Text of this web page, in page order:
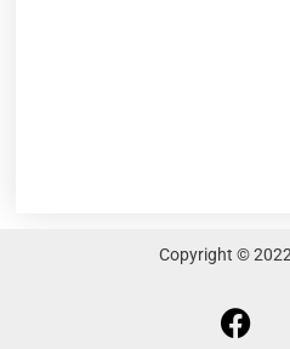
Copyright ©
F
a